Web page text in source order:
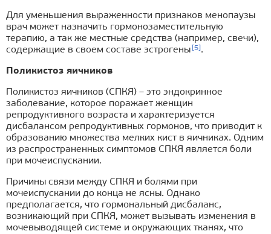
Для уменьшения выраженности признаков менопаузы
врач может назначить гормонозаместительную
терапию, а так же местные средства (например, свечи),
содержащие в своем составе эстрогены [5] .
Поликистоз яичников
Поликистоз яичников (СПКЯ) – это эндокринное
заболевание, которое поражает женщин
репродуктивного возраста и характеризуется
дисбалансом репродуктивных гормонов, что приводит к
образованию множества мелких кист в яичниках. Одним
из распространенных симптомов СПКЯ является боли
при мочеиспускании.
Причины связи между СПКЯ и болями при
мочеиспускании до конца не ясны. Однако
предполагается, что гормональный дисбаланс,
возникающий при СПКЯ, может вызывать изменения в
мочевыводящей системе и окружающих тканях, что